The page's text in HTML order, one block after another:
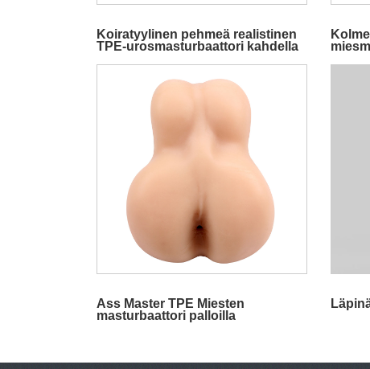
Koiratyylinen pehmeä realistinen
TPE-urosmasturbaattori kahdella
Ass Master TPE Miesten
masturbaattori palloilla